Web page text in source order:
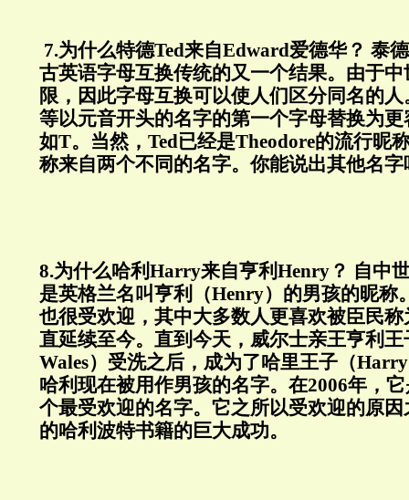
7.为什么特德Ted来自Edward爱德华？ 泰
古英语字母互换传统的又一个结果。由于
限，因此字母互换可以使人们区分同名的
等以元音开头的名字的第一个字母替换为
如T。当然， Ted已经是Theodore的流行昵
称来自两个不同的名字。你能说出其他名字
8.为什么哈利 Harry来自亨利 Henry ？ 自中
是英格兰名叫亨利（Henry）的男孩的昵称
也很受欢迎，其中大多数人更喜欢被臣民
直延续至今。直到今天，威尔士亲王亨利王
Wales）受洗之后，成为了哈里王子（
哈利现在被用作男孩的名字。在2006年，
个最受欢迎的名字。它之所以受欢迎的原
的哈利波特书籍的巨大成功。